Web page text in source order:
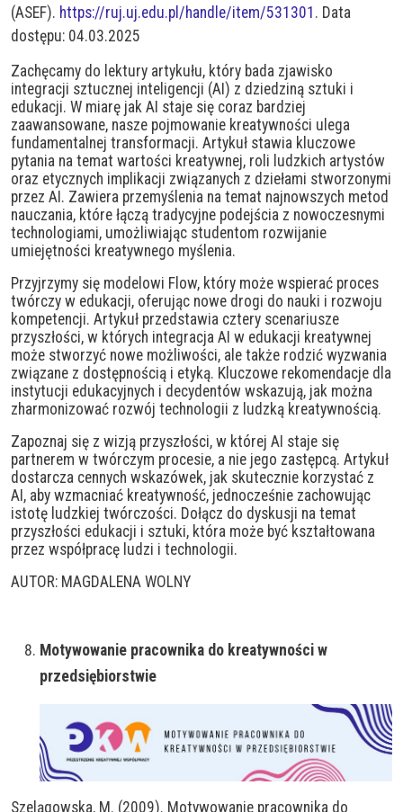
(ASEF). https://ruj.uj.edu.pl/handle/item/531301 . Data
dostępu: 04.03.2025
Zachęcamy do lektury artykułu, który bada zjawisko
integracji sztucznej inteligencji (AI) z dziedziną sztuki i
edukacji. W miarę jak AI staje się coraz bardziej
zaawansowane, nasze pojmowanie kreatywności ulega
fundamentalnej transformacji. Artykuł stawia kluczowe
pytania na temat wartości kreatywnej, roli ludzkich artystów
oraz etycznych implikacji związanych z dziełami stworzonymi
przez AI. Zawiera przemyślenia na temat najnowszych metod
nauczania, które łączą tradycyjne podejścia z nowoczesnymi
technologiami, umożliwiając studentom rozwijanie
umiejętności kreatywnego myślenia.
Przyjrzymy się modelowi Flow, który może wspierać proces
twórczy w edukacji, oferując nowe drogi do nauki i rozwoju
kompetencji. Artykuł przedstawia cztery scenariusze
przyszłości, w których integracja AI w edukacji kreatywnej
może stworzyć nowe możliwości, ale także rodzić wyzwania
związane z dostępnością i etyką. Kluczowe rekomendacje dla
instytucji edukacyjnych i decydentów wskazują, jak można
zharmonizować rozwój technologii z ludzką kreatywnością.
Zapoznaj się z wizją przyszłości, w której AI staje się
partnerem w twórczym procesie, a nie jego zastępcą. Artykuł
dostarcza cennych wskazówek, jak skutecznie korzystać z
AI, aby wzmacniać kreatywność, jednocześnie zachowując
istotę ludzkiej twórczości. Dołącz do dyskusji na temat
przyszłości edukacji i sztuki, która może być kształtowana
przez współpracę ludzi i technologii.
AUTOR: MAGDALENA WOLNY
Motywowanie pracownika do kreatywności w
przedsiębiorstwie
Szelągowska, M. (2009). Motywowanie pracownika do